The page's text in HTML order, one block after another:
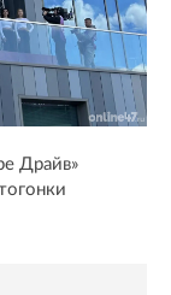
Драйв»